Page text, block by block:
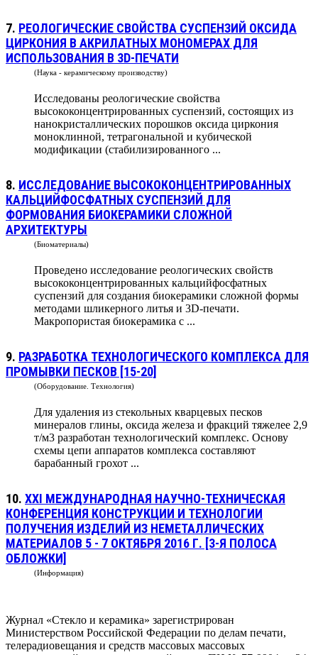
7. РЕОЛОГИЧЕСКИЕ СВОЙСТВА СУСПЕНЗИЙ ОКСИДА
ЦИРКОНИЯ В АКРИЛАТНЫХ МОНОМЕРАХ ДЛЯ
ИСПОЛЬЗОВАНИЯ В 3D-ПЕЧАТИ
(Наука - керамическому производству)
Исследованы реологические свойства
высококонцентрированных суспензий, состоящих из
нанокристаллических порошков оксида циркония
моноклинной, тетрагональной и кубической
модификации (стабилизированного ...
8. ИССЛЕДОВАНИЕ ВЫСОКОКОНЦЕНТРИРОВАННЫХ
КАЛЬЦИЙФОСФАТНЫХ СУСПЕНЗИЙ ДЛЯ
ФОРМОВАНИЯ БИОКЕРАМИКИ СЛОЖНОЙ
АРХИТЕКТУРЫ
(Биоматериалы)
Проведено исследование реологических свойств
высококонцентрированных кальцийфосфатных
суспензий для создания биокерамики сложной формы
методами шликерного литья и 3D-печати.
Макропористая биокерамика с ...
9. РАЗРАБОТКА ТЕХНОЛОГИЧЕСКОГО КОМПЛЕКСА ДЛЯ
ПРОМЫВКИ ПЕСКОВ [15-20]
(Оборудование. Технология)
Для удаления из стекольных кварцевых песков
минералов глины, оксида железа и фракций тяжелее 2,9
т/м3 разработан технологический комплекс. Основу
схемы цепи аппаратов комплекса составляют
барабанный грохот ...
10. XXI МЕЖДУНАРОДНАЯ НАУЧНО-ТЕХНИЧЕСКАЯ
КОНФЕРЕНЦИЯ КОНСТРУКЦИИ И ТЕХНОЛОГИИ
ПОЛУЧЕНИЯ ИЗДЕЛИЙ ИЗ НЕМЕТАЛЛИЧЕСКИХ
МАТЕРИАЛОВ 5 - 7 ОКТЯБРЯ 2016 Г. [3-Я ПОЛОСА
ОБЛОЖКИ]
(Информация)
Журнал «Стекло и керамика» зарегистрирован
Министерством Российской Федерации по делам печати,
телерадиовещания и средств массовых массовых